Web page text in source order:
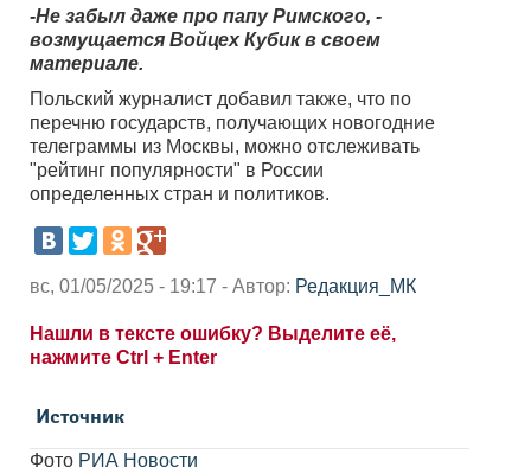
-Не забыл даже про папу Римского, -
возмущается Войцех Кубик в своем
материале.
Польский журналист добавил также, что по
перечню государств, получающих новогодние
телеграммы из Москвы, можно отслеживать
"рейтинг популярности" в России
определенных стран и политиков.
вс, 01/05/2025 - 19:17 - Автор: Редакция_МК
Нашли в тексте ошибку? Выделите её,
нажмите Ctrl + Enter
Источник
Фото РИА Новости